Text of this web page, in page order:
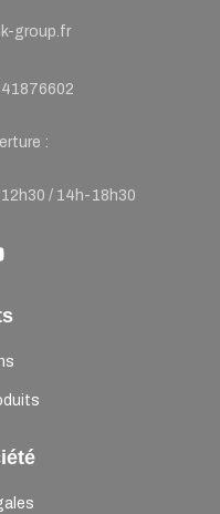
group.fr
:
/ 14h-18h30